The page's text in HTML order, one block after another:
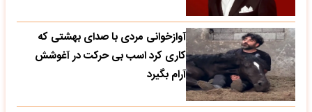
آوازخوانی مردی با صدای بهشتی که
کاری کرد اسب بی حرکت در آغوشش
آرام بگیرد